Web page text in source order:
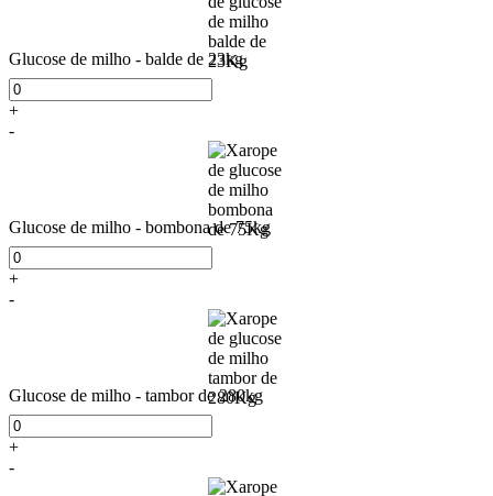
Glucose de milho - balde de 23kg
+
-
Glucose de milho - bombona de 75kg
+
-
Glucose de milho - tambor de 280kg
+
-